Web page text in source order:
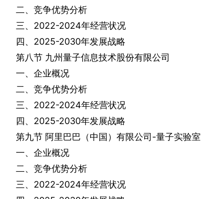
二、竞争优势分析
三、 2022-2024年经营状况
四、 2025-2030年发展战略
第八节 九州量子信息技术股份有限公司
一、企业概况
二、竞争优势分析
三、 2022-2024年经营状况
四、 2025-2030年发展战略
第九节 阿里巴巴（中国）有限公司 -量子实验室
一、企业概况
二、竞争优势分析
三、 2022-2024年经营状况